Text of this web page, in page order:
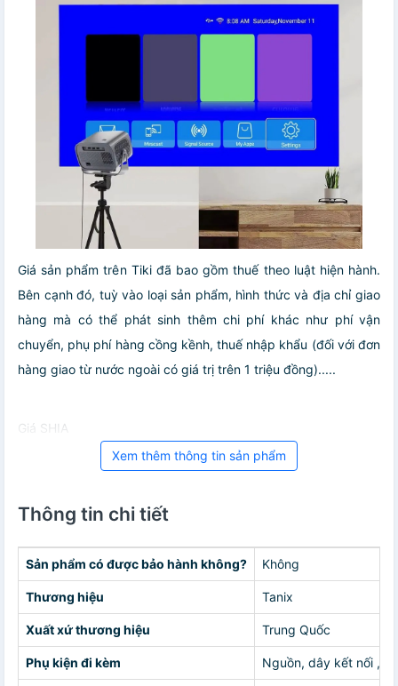
Giá sản phẩm trên Tiki đã bao gồm thuế theo luật hiện hành.
Bên cạnh đó, tuỳ vào loại sản phẩm, hình thức và địa chỉ giao
hàng mà có thể phát sinh thêm chi phí khác như phí vận
chuyển, phụ phí hàng cồng kềnh, thuế nhập khẩu (đối với đơn
hàng giao từ nước ngoài có giá trị trên 1 triệu đồng).....
Giá SHIA
Xem thêm thông tin sản phẩm
Thông tin chi tiết
Sản phẩm có được bảo hành không? Không
Thương hiệu Tanix
Xuất xứ thương hiệu Trung Quốc
Phụ kiện đi kèm Nguồn, dây kết nối ,